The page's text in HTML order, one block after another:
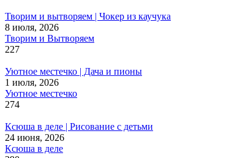
Творим и вытворяем | Чокер из каучука
8 июля, 2026
Творим и Вытворяем
227
Уютное местечко | Дача и пионы
1 июля, 2026
Уютное местечко
274
Ксюша в деле | Рисование с детьми
24 июня, 2026
Ксюша в деле